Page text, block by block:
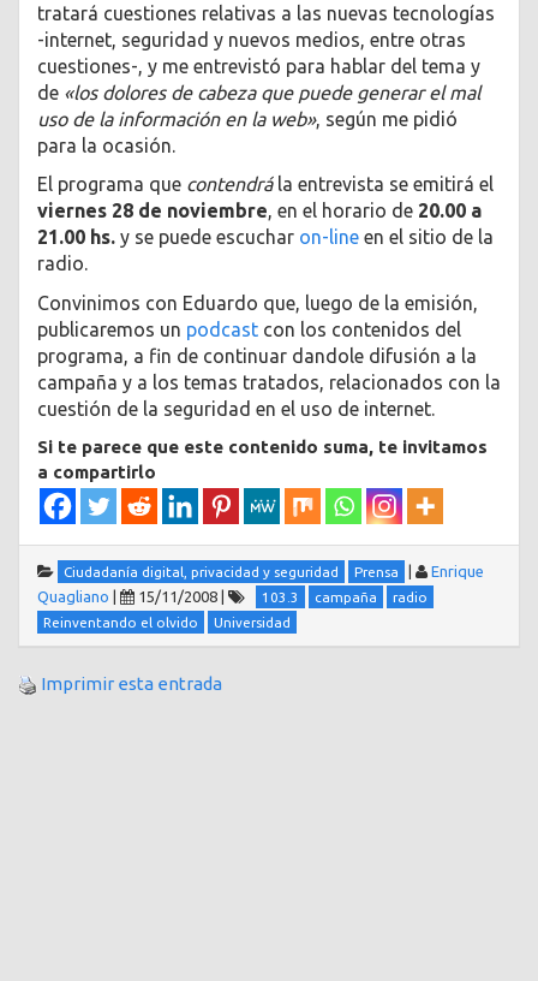
tratará cuestiones relativas a las nuevas tecnologías
-internet, seguridad y nuevos medios, entre otras
cuestiones-, y me entrevistó para hablar del tema y
de «los dolores de cabeza que puede generar el mal
uso de la información en la web», según me pidió
para la ocasión.
El programa que contendrála entrevista se emitirá el
viernes 28 de noviembre, en el horario de 20.00 a
21.00 hs. y se puede escuchar on-line en el sitio de la
radio.
Convinimos con Eduardo que, luego de la emisión,
publicaremos un podcast con los contenidos del
programa, a fin de continuar dandole difusión a la
campaña y a los temas tratados, relacionados con la
cuestión de la seguridad en el uso de internet.
Si te parece que este contenido suma, te invitamos
a compartirlo
Ciudadanía digital, privacidad y seguridad Prensa
Enrique
Quagliano
15/11/2008 103.3 campaña
radio
Reinventando el olvido
Universidad
Imprimir esta entrada